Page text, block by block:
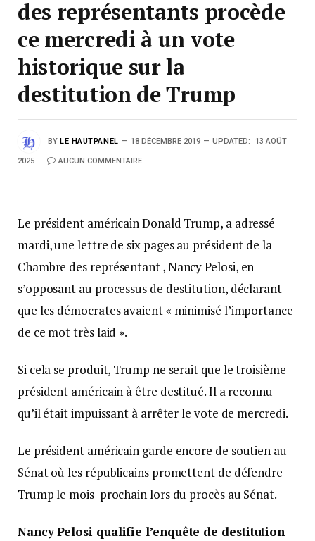
des représentants procède
ce mercredi à un vote
historique sur la
destitution de Trump
BY LE HAUTPANEL 18 DÉCEMBRE 2019 UPDATED: 13 AOÛT
2025 AUCUN COMMENTAIRE
Le président américain Donald Trump, a adressé
mardi, une lettre de six pages au président de la
Chambre des représentant , Nancy Pelosi, en
s’opposant au processus de destitution, déclarant
que les démocrates avaient « minimisé l’importance
de ce mot très laid ».
Si cela se produit, Trump ne serait que le troisième
président américain à être destitué. Il a reconnu
qu’il était impuissant à arrêter le vote de mercredi.
Le président américain garde encore de soutien au
Sénat où les républicains promettent de défendre
Trump le mois prochain lors du procès au Sénat.
Nancy Pelosi qualifie l’enquête de destitution